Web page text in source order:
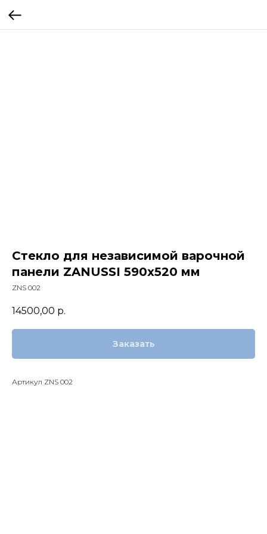
Стекло для независимой варочной
панели ZANUSSI 590x520 мм
ZNS 002
14500,00 р.
Заказать
Артикул ZNS 002